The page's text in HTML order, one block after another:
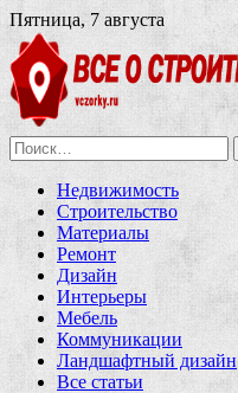
Пятница, 7 августа
Найти:
Недвижимость
Строительство
Материалы
Ремонт
Дизайн
Интерьеры
Мебель
Коммуникации
Ландшафтный дизайн
Все статьи